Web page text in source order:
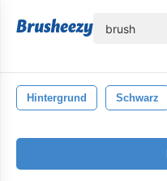
Hintergrund Schwarz